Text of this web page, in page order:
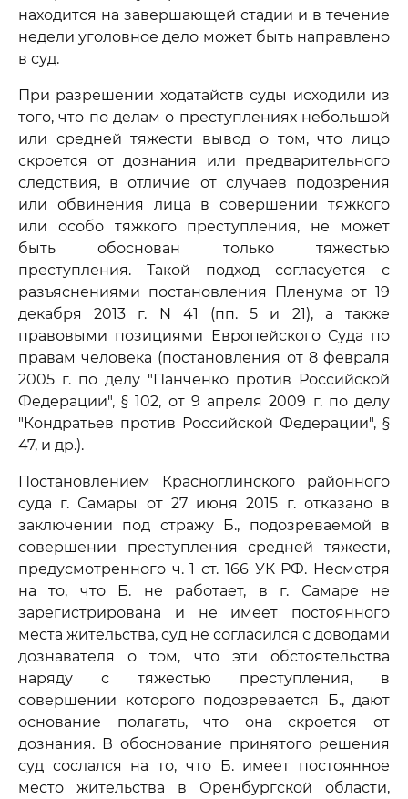
находится на завершающей стадии и в течение
недели уголовное дело может быть направлено
в суд.
При разрешении ходатайств суды исходили из
того, что по делам о преступлениях небольшой
или средней тяжести вывод о том, что лицо
скроется от дознания или предварительного
следствия, в отличие от случаев подозрения
или обвинения лица в совершении тяжкого
или особо тяжкого преступления, не может
быть обоснован только тяжестью
преступления. Такой подход согласуется с
разъяснениями постановления Пленума от 19
декабря 2013 г. N 41 (пп. 5 и 21), а также
правовыми позициями Европейского Суда по
правам человека (постановления от 8 февраля
2005 г. по делу "Панченко против Российской
Федерации", § 102, от 9 апреля 2009 г. по делу
"Кондратьев против Российской Федерации", §
47, и др.).
Постановлением Красноглинского районного
суда г. Самары от 27 июня 2015 г. отказано в
заключении под стражу Б., подозреваемой в
совершении преступления средней тяжести,
предусмотренного ч. 1 ст. 166 УК РФ. Несмотря
на то, что Б. не работает, в г. Самаре не
зарегистрирована и не имеет постоянного
места жительства, суд не согласился с доводами
дознавателя о том, что эти обстоятельства
наряду с тяжестью преступления, в
совершении которого подозревается Б., дают
основание полагать, что она скроется от
дознания. В обоснование принятого решения
суд сослался на то, что Б. имеет постоянное
место жительства в Оренбургской области,